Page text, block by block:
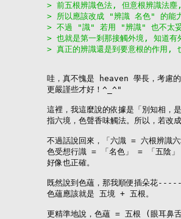
> 前五根辨識色法, 但意根辨識法
> 所以應該改成 "辨識 名色" 的能
> 不過 "識" 若用 "辨識" 也不太
> 也就是第一剎那接觸外境, 知道有
> 真正的辨識還是到要意根的作用,
哇，真不愧是 heaven 學長，考慮的
更嚴謹些才好！^_^"
這裡，我這麼說的依據是「別知相，
指六境，色聲香味觸法。所以，若改
不過話說回來，「六識 = 六根辨識
色受想行識 = 「名色」 = 「五陰」
好像也正確。
既然說到色蘊，那我順便插朵花
色蘊應該就是 五境 + 五根。
更精準地說，色蘊 = 五根 (眼耳